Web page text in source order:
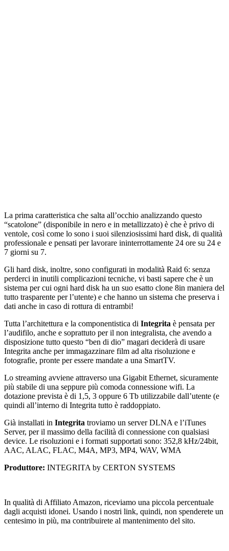
La prima caratteristica che salta all’occhio analizzando questo
“scatolone” (disponibile in nero e in metallizzato) è che è privo di
ventole, così come lo sono i suoi silenziosissimi hard disk, di qualità
professionale e pensati per lavorare ininterrottamente 24 ore su 24 e
7 giorni su 7.
Gli hard disk, inoltre, sono configurati in modalità Raid 6: senza
perderci in inutili complicazioni tecniche, vi basti sapere che è un
sistema per cui ogni hard disk ha un suo esatto clone 8in maniera del
tutto trasparente per l’utente) e che hanno un sistema che preserva i
dati anche in caso di rottura di entrambi!
Tutta l’architettura e la componentistica di Integrita è pensata per
l’audifilo, anche e soprattuto per il non integralista, che avendo a
disposizione tutto questo “ben di dio” magari deciderà di usare
Integrita anche per immagazzinare film ad alta risoluzione e
fotografie, pronte per essere mandate a una SmartTV.
Lo streaming avviene attraverso una Gigabit Ethernet, sicuramente
più stabile di una seppure più comoda connessione wifi. La
dotazione prevista è di 1,5, 3 oppure 6 Tb utilizzabile dall’utente (e
quindi all’interno di Integrita tutto è raddoppiato.
Già installati in Integrita troviamo un server DLNA e l’iTunes
Server, per il massimo della facilità di connessione con qualsiasi
device. Le risoluzioni e i formati supportati sono: 352,8 kHz/24bit,
AAC, ALAC, FLAC, M4A, MP3, MP4, WAV, WMA
Produttore: INTEGRITA by CERTON SYSTEMS
In qualità di Affiliato Amazon, riceviamo una piccola percentuale
dagli acquisti idonei. Usando i nostri link, quindi, non spenderete un
centesimo in più, ma contribuirete al mantenimento del sito.